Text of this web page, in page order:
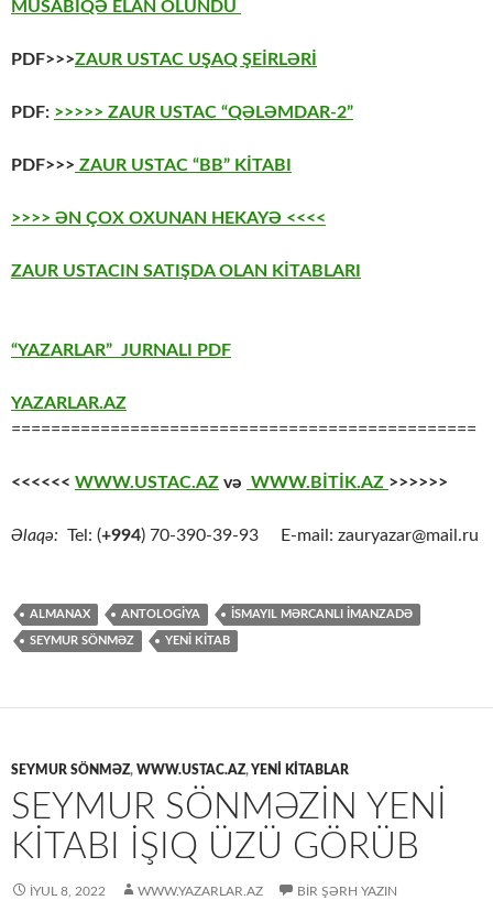
MÜSABİQƏ ELAN OLUNDU
PDF>>>ZAUR USTAC UŞAQ ŞEİRLƏRİ
PDF: >>>>> ZAUR USTAC “QƏLƏMDAR-2”
PDF>>> ZAUR USTAC “BB” KİTABI
>>>> ƏN ÇOX OXUNAN HEKAYƏ <<<<
ZAUR USTACIN SATIŞDA OLAN KİTABLARI
“YAZARLAR” JURNALI PDF
YAZARLAR.AZ
===============================================
<<<<<< WWW.USTAC.AZ və WWW.BİTİK.AZ >>>>>>
Əlaqə: Tel: (+994) 70-390-39-93 E-mail: zauryazar@mail.ru
ALMANAX ANTOLOGİYA İSMAYIL MƏRCANLI İMANZADƏ
SEYMUR SÖNMƏZ YENİ KİTAB
SEYMUR SÖNMƏZ, WWW.USTAC.AZ, YENİ KİTABLAR
SEYMUR SÖNMƏZİN YENİ
KİTABI İŞIQ ÜZÜ GÖRÜB
İYUL 8, 2022 WWW.YAZARLAR.AZ BIR ŞƏRH YAZIN